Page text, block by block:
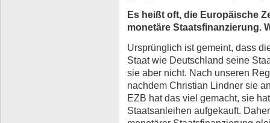
Es heißt oft, die Europäische
monetäre Staatsfinanzierung.
Ursprünglich ist gemeint, dass
Staat wie Deutschland seine
sie aber nicht. Nach unseren
nachdem Christian Lindner sie
EZB hat das viel gemacht, sie
Staatsanleihen aufgekauft.